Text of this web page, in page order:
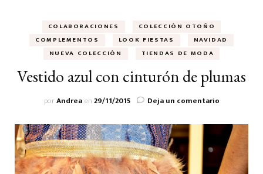
COLABORACIONES
COLECCIÓN OTOÑO
COMPLEMENTOS
LOOK FIESTAS
NAVIDAD
NUEVA COLECCIÓN
TIENDAS DE MODA
Vestido azul con cinturón de plumas
porAndrea en29/11/2015 Deja un comentarioen
azul
con
cinturón
de
plumas